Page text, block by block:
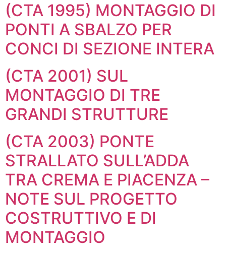
(CTA 1995) MONTAGGIO DI
PONTI A SBALZO PER
CONCI DI SEZIONE INTERA
(CTA 2001) SUL
MONTAGGIO DI TRE
GRANDI STRUTTURE
(CTA 2003) PONTE
STRALLATO SULL’ADDA
TRA CREMA E PIACENZA –
NOTE SUL PROGETTO
COSTRUTTIVO E DI
MONTAGGIO